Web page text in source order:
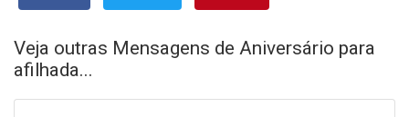
Veja outras Mensagens de Aniversário para
afilhada...